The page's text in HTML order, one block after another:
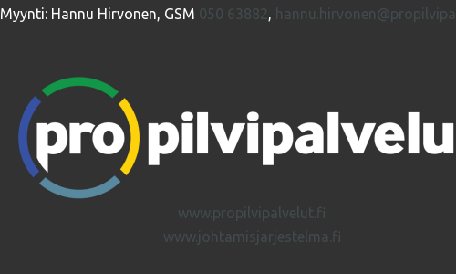
Myynti: Hannu Hirvonen, GSM 050 63882,
www.propilvipalvelut.fi
www.johtamisjarjestelma.fi